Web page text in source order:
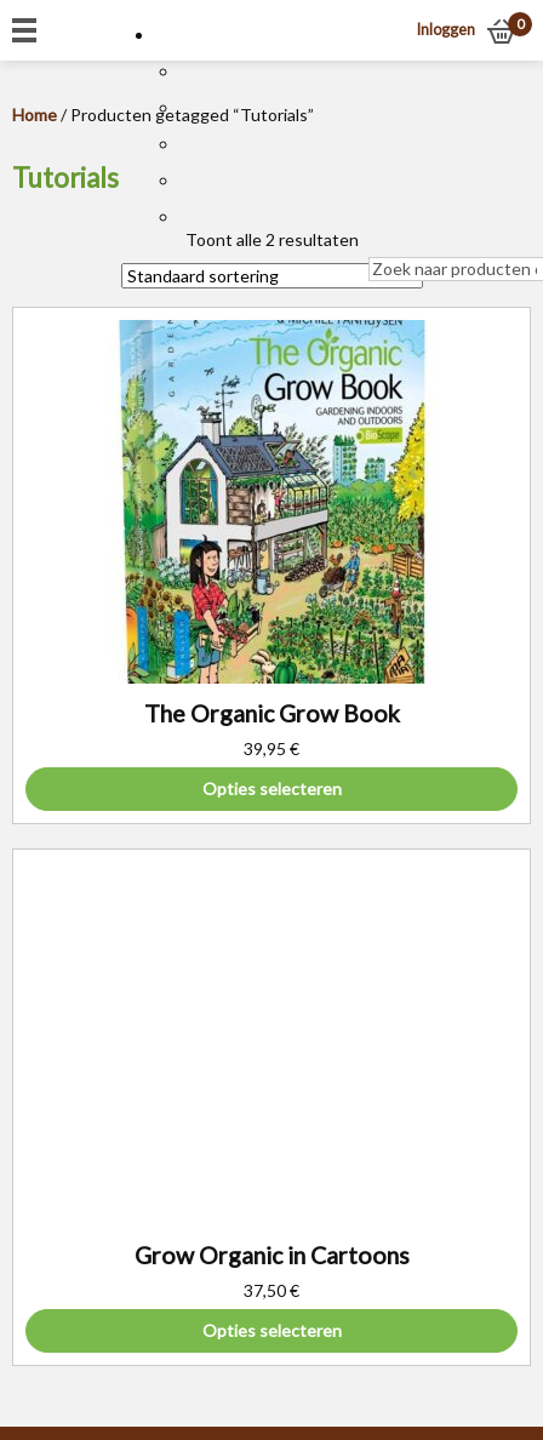
Inloggen 0
Home/ Producten getagged “Tutorials”
Tutorials
Toont alle 2 resultaten
The Organic Grow Book
39,95 €
Opties selecteren
Grow Organic in Cartoons
37,50€
Opties selecteren